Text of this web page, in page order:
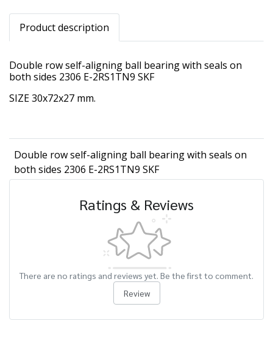
Product description
Double row self-aligning ball bearing with seals on
both sides 2306 E-2RS1TN9 SKF
SIZE 30x72x27 mm.
Double row self-aligning ball bearing with seals on
both sides 2306 E-2RS1TN9 SKF
Ratings & Reviews
There are no ratings and reviews yet. Be the first to comment.
Review